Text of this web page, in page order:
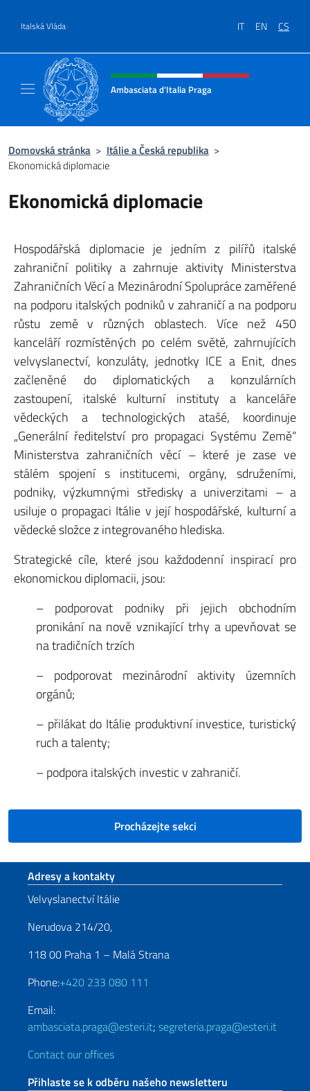
Italská Vláda IT EN CS
Záhlaví webu, sociální sítě a
Ambasciata d'Italia Praga
Domovská stránka > Itálie a Česká republika >
Ekonomická diplomacie
Ekonomická diplomacie
Hospodářská diplomacie je jedním z pilířů italské
zahraniční politiky a zahrnuje aktivity Ministerstva
Zahraničních Věcí a Mezinárodní Spolupráce zaměřené
na podporu italských podniků v zahraničí a na podporu
růstu země v různých oblastech. Více než 450
kanceláří rozmístěných po celém světě, zahrnujících
velvyslanectví, konzuláty, jednotky ICE a Enit, dnes
začleněné do diplomatických a konzulárních
zastoupení, italské kulturní instituty a kanceláře
vědeckých a technologických atašé, koordinuje
„Generální ředitelství pro propagaci Systému Země“
Ministerstva zahraničních věcí – které je zase ve
stálém spojení s institucemi, orgány, sdruženími,
podniky, výzkumnými středisky a univerzitami – a
usiluje o propagaci Itálie v její hospodářské, kulturní a
vědecké složce z integrovaného hlediska.
Strategické cíle, které jsou každodenní inspirací pro
ekonomickou diplomacii, jsou:
– podporovat podniky při jejich obchodním
pronikání na nově vznikající trhy a upevňovat se
na tradičních trzích
– podporovat mezinárodní aktivity územních
orgánů;
– přilákat do Itálie produktivní investice, turistický
ruch a talenty;
– podpora italských investic v zahraničí.
Procházejte sekci
Sekce zápatí
Adresy a kontakty
Velvyslanectví Itálie
Nerudova 214/20,
118 00 Praha 1 – Malá Strana
Phone:+420 233 080 111
Email:
ambasciata.praga@esteri.it; segreteria.praga@esteri.it
Contact our offices
Přihlaste se k odběru našeho newsletteru